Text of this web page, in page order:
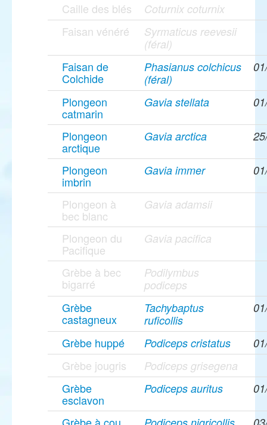
Caille des blés Coturnix coturnix
Faisan vénéré
Syrmaticus reevesii
(féral)
Faisan de
Colchide
Phasianus colchicus
(féral)
Plongeon
catmarin
Gavia stellata
Plongeon
arctique
Gavia arctica
Plongeon
imbrin
Gavia immer
Plongeon à
bec blanc
Gavia adamsii
Plongeon du
Pacifique
Gavia pacifica
Grèbe à bec
bigarré
Podilymbus
podiceps
Grèbe
castagneux
Tachybaptus
ruficollis
Grèbe huppé Podiceps cristatus
Grèbe jougris Podiceps grisegena
Grèbe
esclavon
Podiceps auritus